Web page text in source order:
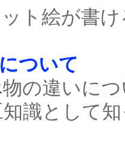
ト絵が書
ついて
の違いに
識として